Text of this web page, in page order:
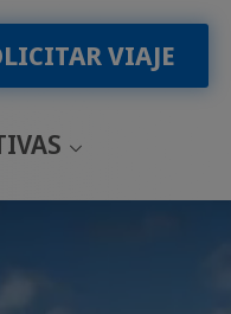
VIAJE